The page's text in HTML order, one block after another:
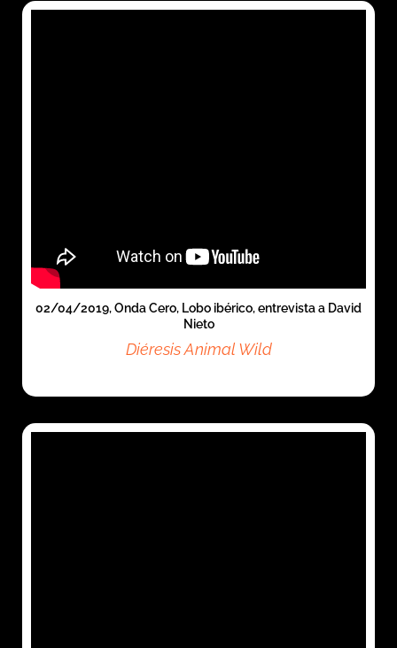
02/04/2019, Onda Cero, Lobo ibérico, entrevista a David
Nieto
Diéresis Animal Wild